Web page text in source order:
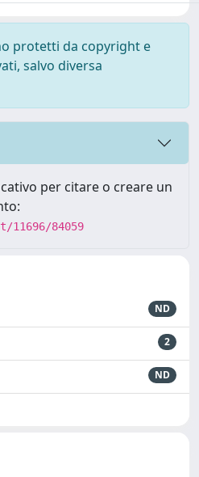
protetti da copyright e
salvo diversa
per citare o creare un
84059
ND
2
ND